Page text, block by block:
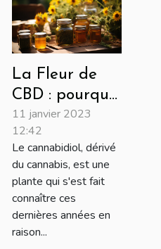
La Fleur de
CBD : pourquoi
la consommée
?
11 janvier 2023
12:42
Le cannabidiol, dérivé
du cannabis, est une
plante qui s'est fait
connaître ces
dernières années en
raison...